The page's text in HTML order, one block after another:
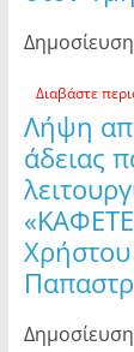
Διαβάστε
Λήψη
άδειας
Χρήστου